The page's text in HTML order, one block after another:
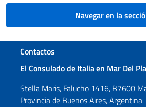
Navegar en la
Sezione footer
Contactos
El Consulado de Italia en Mar Del
Stella Maris, Falucho 1416, B7600
Provincia de Buenos Aires, Argentina